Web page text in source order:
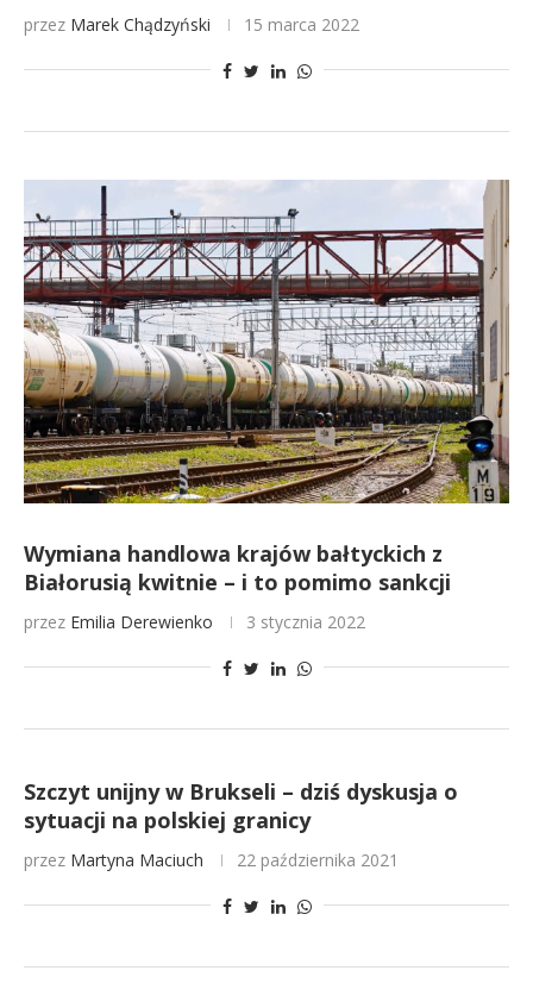
przez Marek Chądzyński 15 marca 2022
Wymiana handlowa krajów bałtyckich z
Białorusią kwitnie – i to pomimo sankcji
przez Emilia Derewienko 3 stycznia 2022
Szczyt unijny w Brukseli – dziś dyskusja o
sytuacji na polskiej granicy
przez Martyna Maciuch 22 października 2021